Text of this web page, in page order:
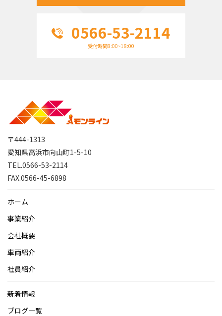
0566-53-2114
受付時間8:00~18:00
〒444-1313
愛知県高浜市向山町1-5-10
TEL.0566-53-2114
FAX.0566-45-6898
ホーム
事業紹介
会社概要
車両紹介
社員紹介
新着情報
ブログ一覧